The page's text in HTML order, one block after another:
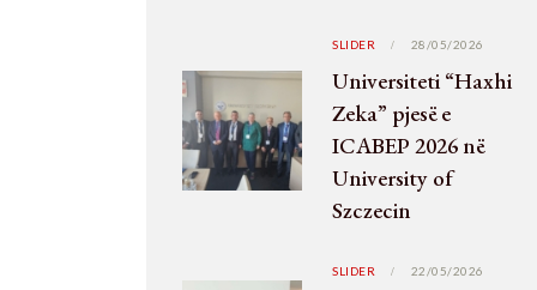
SLIDER 28/05/2026
Universiteti “Haxhi
Zeka” pjesë e
ICABEP 2026 në
University of
Szczecin
SLIDER 22/05/2026